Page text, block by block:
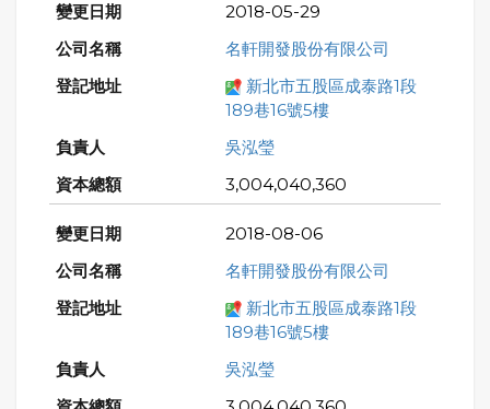
2018-05-29
名軒開發股份有限公司
新北市五股區成泰路1段
189巷16號5樓
吳泓瑩
3,004,040,360
2018-08-06
名軒開發股份有限公司
新北市五股區成泰路1段
189巷16號5樓
吳泓瑩